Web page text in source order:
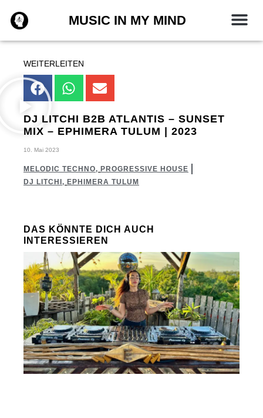
Inhalt
springen
MUSIC IN MY MIND
WEITERLEITEN
DJ LITCHI B2B ATLANTIS – SUNSET
MIX – EPHIMERA TULUM | 2023
10. Mai 2023
MELODIC TECHNO, PROGRESSIVE HOUSE
DJ LITCHI , EPHIMERA TULUM
DAS KÖNNTE DICH AUCH
INTERESSIEREN